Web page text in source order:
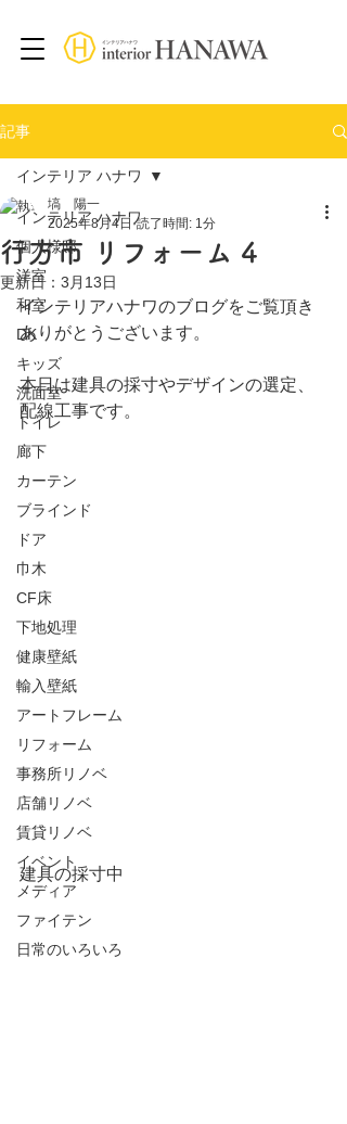
記事
インテリア ハナワ
個人様邸
洋室
和室
DK
キッズ
洗面室
トイレ
廊下
カーテン
ブラインド
ドア
巾木
CF床
下地処理
健康壁紙
輸入壁紙
アートフレーム
リフォーム
事務所リノベ
店舗リノベ
賃貸リノベ
イベント
メディア
ファイテン
日常のいろいろ
インテリア ハナワ
行方市 リフォーム 4
塙 陽一
2025年8月4日 読了時間: 1分
更新日： 3月13日
インテリアハナワのブログをご覧頂き
ありがとうございます。
本日は建具の採寸やデザインの選定、
配線工事です。
建具の採寸中